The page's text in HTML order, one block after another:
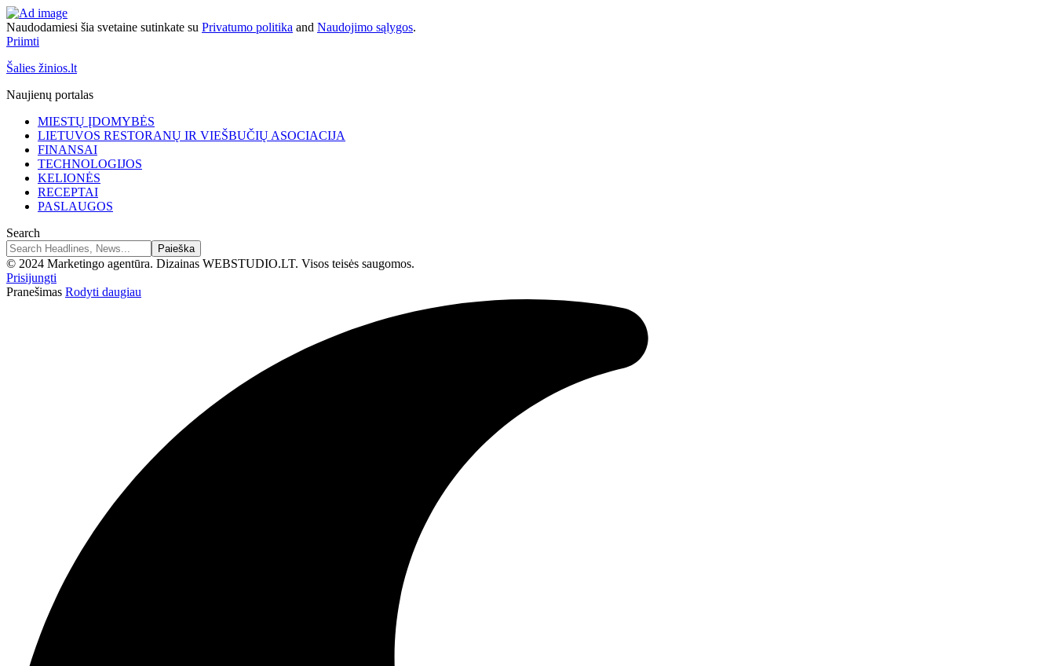
Naudodamiesi šia svetaine sutinkate su Privatumo politika and Naudojimo sąlygos.
Priimti
Šalies žinios.lt
Naujienų portalas
MIESTŲ ĮDOMYBĖS
LIETUVOS RESTORANŲ IR VIEŠBUČIŲ ASOCIACIJA
FINANSAI
TECHNOLOGIJOS
KELIONĖS
RECEPTAI
PASLAUGOS
Search
© 2024 Marketingo agentūra. Dizainas WEBSTUDIO.LT. Visos teisės saugomos.
Prisijungti
Pranešimas Rodyti daugiau